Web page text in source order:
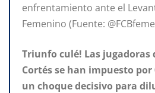
enfrentamiento ante el
Femenino (Fuente:
Triunfo culé! Las jugadoras
Cortés se han impuesto por
un choque decisivo para